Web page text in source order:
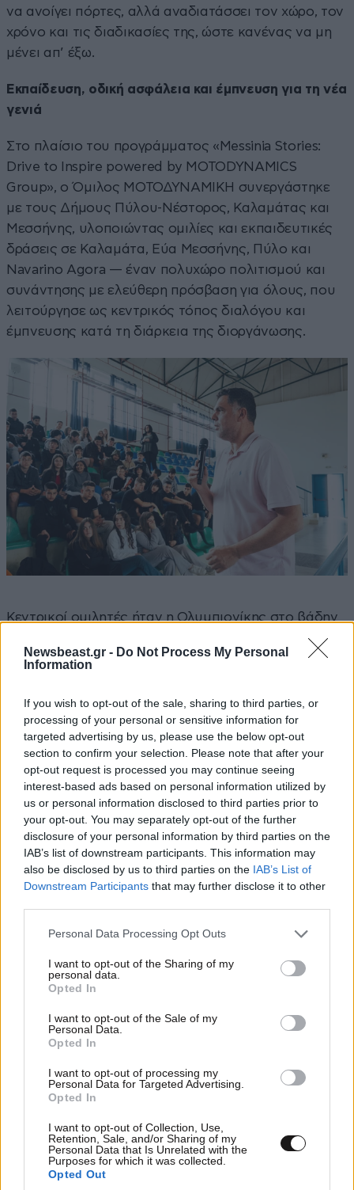
Newsbeast.gr - Do Not Process My Personal
Information
If you wish to opt-out of the sale, sharing to third parties, or
processing of your personal or sensitive information for
targeted advertising by us, please use the below opt-out
section to confirm your selection. Please note that after your
opt-out request is processed you may continue seeing
interest-based ads based on personal information utilized by
us or personal information disclosed to third parties prior to
your opt-out. You may separately opt-out of the further
disclosure of your personal information by third parties on the
IAB’s list of downstream participants. This information may
also be disclosed by us to third parties on the IAB’s List of
Downstream Participants that may further disclose it to other
Please note that this website/app uses one or more Google
not limited to your visit or usage behaviour. You may click to
grant or deny consent to Google and its third-party tags to
use your data for below specified purposes in below Google
consent section.
Personal Data Processing Opt Outs
I want to opt-out of the Sharing of my
personal data.
Opted In
I want to opt-out of the Sale of my
Personal Data.
Opted In
I want to opt-out of processing my
Personal Data for Targeted Advertising.
Opted In
I want to opt-out of Collection, Use,
Retention, Sale, and/or Sharing of my
Personal Data that Is Unrelated with the
Purposes for which it was collected.
Opted Out
να ανοίγει πόρτες, αλλά αναδιατάσσει τον χώρο, τον
χρόνο και τις διαδικασίες της, ώστε κανένας να μη
μένει απ’ έξω.
Εκπαίδευση, οδική ασφάλεια και έμπνευση για τη νέα
γενιά
Στο πλαίσιο του προγράμματος «Messinia Stories:
Drive to Inspire powered by MOTODYNAMICS
Group», ο Όμιλος ΜΟΤΟΔΥΝΑΜΙΚΗ συνεργάστηκε
με τους Δήμους Πύλου-Νέστορος, Καλαμάτας και
Μεσσήνης, υλοποιώντας ομιλίες και εκπαιδευτικές
δράσεις σε Καλαμάτα, Εύα Μεσσήνης, Πύλο και
Navarino Agora — έναν πολυχώρο πολιτισμού και
συνάντησης με ελεύθερη πρόσβαση για όλους, που
λειτούργησε ως κεντρικός τόπος διαλόγου και
έμπνευσης κατά τη διάρκεια της διοργάνωσης.
Κεντρικοί ομιλητές ήταν η Ολυμπιονίκης στο βάδην
Αντιγόνη Ντρισμπιώτη, ο Ολυμπιονίκης και πρώην
διεθνής καλαθοσφαιριστής Δημήτρης
ασφάλειας και μηχανοκίνητου αθλητισμού Θανάσης
Χούντρας, οι οποίοι μίλησαν σε μαθητές και στο
ευρύτερο κοινό για τη δύναμη του αθλητισμού, τη
συμπερίληψη, τη διαφορετικότητα, την ψυχική
ανθεκτικότητα και την οδική ασφάλεια. Στην ομιλία
του Δημήτρη Παπανικολάου συμμετείχε και η κόρη
του, Άρια Παπανικολάου, η οποία μοιράστηκε το δικό
της μήνυμα αποδοχής και διένειμε υπογεγραμμένα
αντίτυπα του βιβλίου της στους μαθητές.
μαθητές του δημοτικού σχολείου. Η Ολυμπιονίκης
μοιράστηκε με τα παιδιά την προσωπική της
διαδρομή, δίνοντας ένα ζωντανό παράδειγμα ότι, με
δεν μπορεί να μας σταματήσει από το να
πραγματοποιήσουμε αυτά που έχουμε ονειρευτεί.